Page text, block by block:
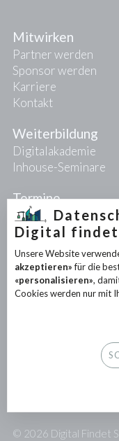
Mitwirken
Partner werden
Sponsor werden
Karriere
Kontakt
Weiterbildung
Digitalakademie
Inhouse-Seminare
Termine
Projekte
PIONEER-Projekte
Forschungsprojekte
Partnerprojekte
© 2026 Digital Findet
Digital
Unsere Website
akzeptieren»für die
«personalisieren»,
Cookies werden nur mit